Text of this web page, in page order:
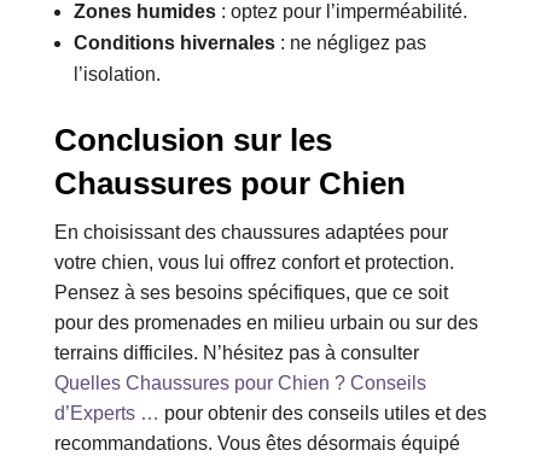
Zones humides: optez pour l’imperméabilité.
Conditions hivernales: ne négligez pas
l’isolation.
Conclusion sur les
Chaussures pour Chien
En choisissant des chaussures adaptées pour
votre chien, vous lui offrez confort et protection.
Pensez à ses besoins spécifiques, que ce soit
pour des promenades en milieu urbain ou sur des
terrains difficiles. N’hésitez pas à consulter
Quelles Chaussures pour Chien ? Conseils
d’Experts … pour obtenir des conseils utiles et des
recommandations. Vous êtes désormais équipé